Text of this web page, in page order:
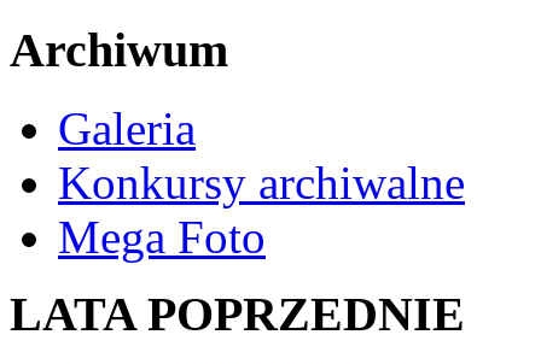
Archiwum
Galeria
Konkursy archiwalne
Mega Foto
LATA POPRZEDNIE